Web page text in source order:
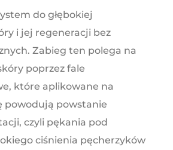
do głębokiej
i jej regeneracji bez
Zabieg ten polega na
poprzez fale
które aplikowane na
powodują powstanie
czyli pękania pod
ciśnienia pęcherzyków